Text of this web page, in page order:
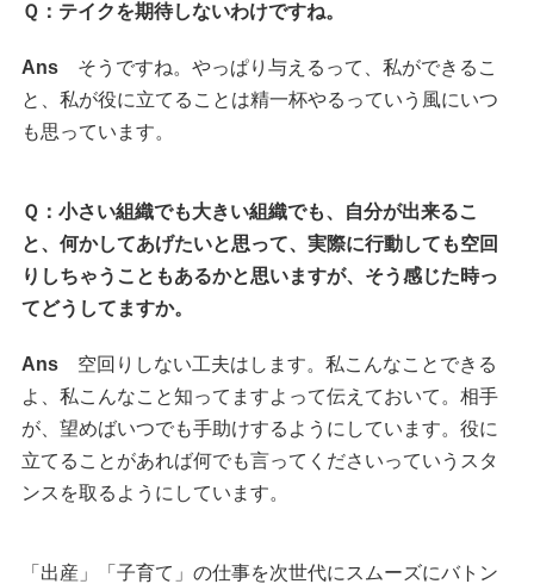
Ｑ：テイクを期待しないわけですね。
Ansそうですね。やっぱり与えるって、私ができるこ
と、私が役に立てることは精一杯やるっていう風にいつ
も思っています。
Ｑ：小さい組織でも大きい組織でも、自分が出来るこ
と、何かしてあげたいと思って、実際に行動しても空回
りしちゃうこともあるかと思いますが、そう感じた時っ
てどうしてますか。
Ans空回りしない工夫はします。私こんなことできる
よ、私こんなこと知ってますよって伝えておいて。相手
が、望めばいつでも手助けするようにしています。役に
立てることがあれば何でも言ってくださいっていうスタ
ンスを取るようにしています。
「出産」「子育て」の仕事を次世代にスムーズにバトン